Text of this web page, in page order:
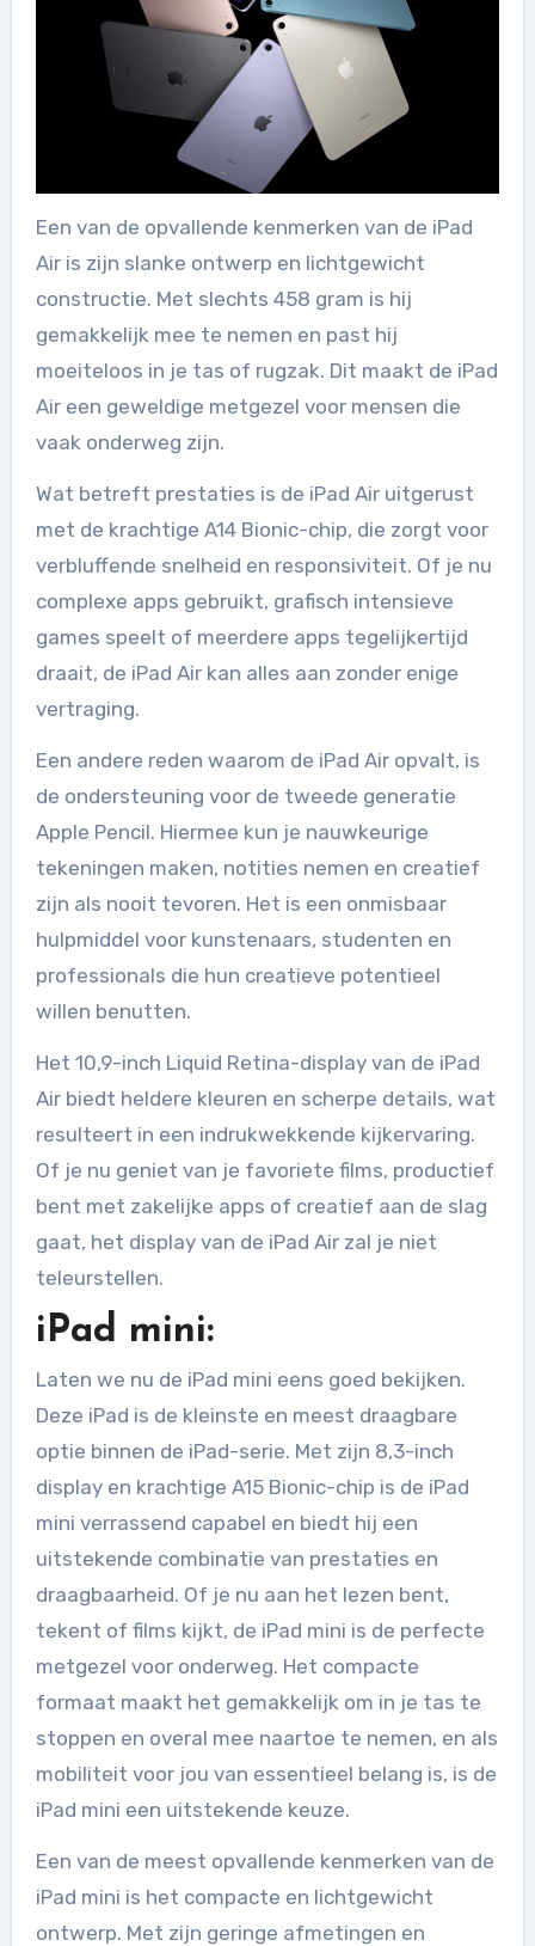
Een van de opvallende kenmerken van de iPad
Air is zijn slanke ontwerp en lichtgewicht
constructie. Met slechts 458 gram is hij
gemakkelijk mee te nemen en past hij
moeiteloos in je tas of rugzak. Dit maakt de iPad
Air een geweldige metgezel voor mensen die
vaak onderweg zijn.
Wat betreft prestaties is de iPad Air uitgerust
met de krachtige A14 Bionic-chip, die zorgt voor
verbluffende snelheid en responsiviteit. Of je nu
complexe apps gebruikt, grafisch intensieve
games speelt of meerdere apps tegelijkertijd
draait, de iPad Air kan alles aan zonder enige
vertraging.
Een andere reden waarom de iPad Air opvalt, is
de ondersteuning voor de tweede generatie
Apple Pencil. Hiermee kun je nauwkeurige
tekeningen maken, notities nemen en creatief
zijn als nooit tevoren. Het is een onmisbaar
hulpmiddel voor kunstenaars, studenten en
professionals die hun creatieve potentieel
willen benutten.
Het 10,9-inch Liquid Retina-display van de iPad
Air biedt heldere kleuren en scherpe details, wat
resulteert in een indrukwekkende kijkervaring.
Of je nu geniet van je favoriete films, productief
bent met zakelijke apps of creatief aan de slag
gaat, het display van de iPad Air zal je niet
teleurstellen.
iPad mini:
Laten we nu de iPad mini eens goed bekijken.
Deze iPad is de kleinste en meest draagbare
optie binnen de iPad-serie. Met zijn 8,3-inch
display en krachtige A15 Bionic-chip is de iPad
mini verrassend capabel en biedt hij een
uitstekende combinatie van prestaties en
draagbaarheid. Of je nu aan het lezen bent,
tekent of films kijkt, de iPad mini is de perfecte
metgezel voor onderweg. Het compacte
formaat maakt het gemakkelijk om in je tas te
stoppen en overal mee naartoe te nemen, en als
mobiliteit voor jou van essentieel belang is, is de
iPad mini een uitstekende keuze.
Een van de meest opvallende kenmerken van de
iPad mini is het compacte en lichtgewicht
ontwerp. Met zijn geringe afmetingen en